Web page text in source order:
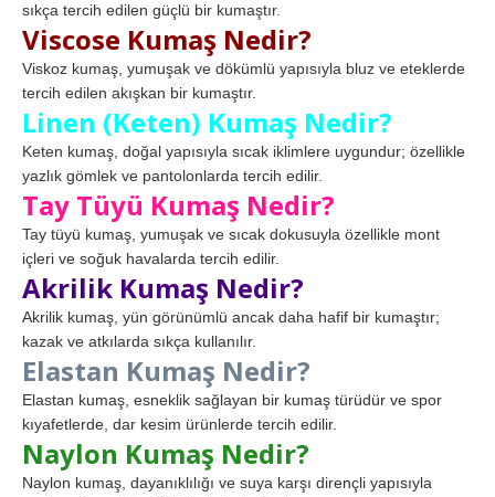
sıkça tercih edilen güçlü bir kumaştır.
Viscose Kumaş Nedir?
Viskoz kumaş, yumuşak ve dökümlü yapısıyla bluz ve eteklerde
tercih edilen akışkan bir kumaştır.
Linen (Keten) Kumaş Nedir?
Keten kumaş, doğal yapısıyla sıcak iklimlere uygundur; özellikle
yazlık gömlek ve pantolonlarda tercih edilir.
Tay Tüyü Kumaş Nedir?
Tay tüyü kumaş, yumuşak ve sıcak dokusuyla özellikle mont
içleri ve soğuk havalarda tercih edilir.
Akrilik Kumaş Nedir?
Akrilik kumaş, yün görünümlü ancak daha hafif bir kumaştır;
kazak ve atkılarda sıkça kullanılır.
Elastan Kumaş Nedir?
Elastan kumaş, esneklik sağlayan bir kumaş türüdür ve spor
kıyafetlerde, dar kesim ürünlerde tercih edilir.
Naylon Kumaş Nedir?
Naylon kumaş, dayanıklılığı ve suya karşı dirençli yapısıyla